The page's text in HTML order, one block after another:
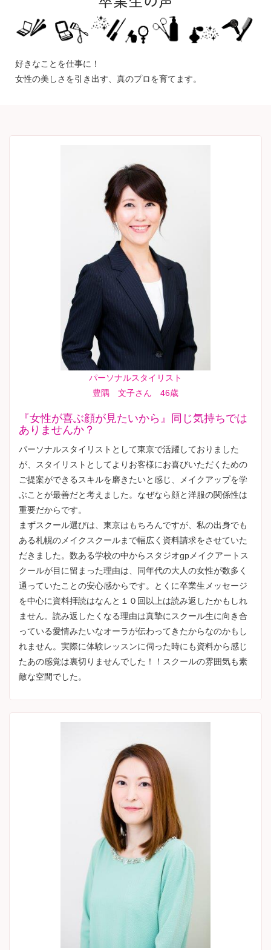
好きなことを仕事に！
女性の美しさを引き出す、真のプロを育てます。
パーソナルスタイリスト
豊隅 文子さん 46歳
『女性が喜ぶ顔が見たいから』同じ気持ちでは
ありませんか？
パーソナルスタイリストとして東京で活躍しておりました
が、スタイリストとしてよりお客様にお喜びいただくための
ご提案ができるスキルを磨きたいと感じ、メイクアップを学
ぶことが最善だと考えました。なぜなら顔と洋服の関係性は
重要だからです。
まずスクール選びは、東京はもちろんですが、私の出身でも
ある札幌のメイクスクールまで幅広く資料請求をさせていた
だきました。数ある学校の中からスタジオgpメイクアートス
クールが目に留まった理由は、同年代の大人の女性が数多く
通っていたことの安心感からです。とくに卒業生メッセージ
を中心に資料拝読はなんと１０回以上は読み返したかもしれ
ません。読み返したくなる理由は真摯にスクール生に向き合
っている愛情みたいなオーラが伝わってきたからなのかもし
れません。実際に体験レッスンに伺った時にも資料から感じ
たあの感覚は裏切りませんでした！！スクールの雰囲気も素
敵な空間でした。